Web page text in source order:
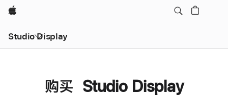
Apple
Studio Display
购买 Studio Display